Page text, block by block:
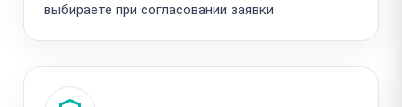
выбираете при согласовании заявки